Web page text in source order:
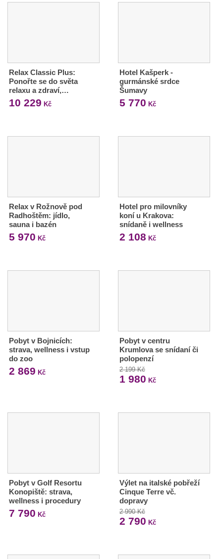
Relax Classic Plus:
Ponořte se do světa
relaxu a zdraví,…
10 229 Kč
Hotel Kašperk -
gurmánské srdce
Šumavy
5 770 Kč
Relax v Rožnově pod
Radhoštěm: jídlo,
sauna i bazén
5 970 Kč
Hotel pro milovníky
koní u Krakova:
snídaně i wellness
2 108 Kč
Pobyt v Bojnicích:
strava, wellness i vstup
do zoo
2 869 Kč
Pobyt v centru
Krumlova se snídaní či
polopenzí
2 199 Kč
1 980 Kč
Pobyt v Golf Resortu
Konopiště: strava,
wellness i procedury
7 790 Kč
Výlet na italské pobřeží
Cinque Terre vč.
dopravy
2 990 Kč
2 790 Kč